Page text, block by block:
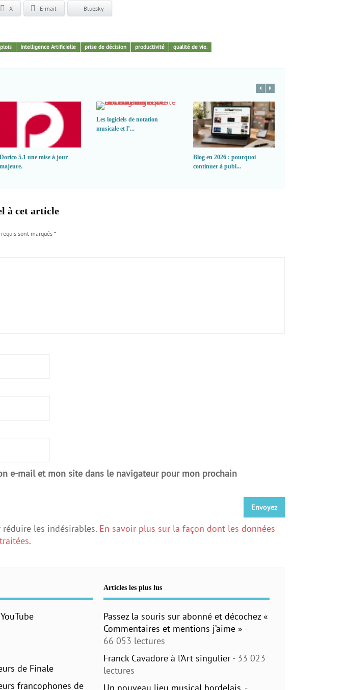
X E-mail Bluesky
Intelligence Artificielle prise de décision productivité qualité de vie.
Dorico 5.1 une mise à jour
majeure.
Les logiciels de notation
musicale et l’...
Blog en 2026 : pourquoi
continuer à publ...
à cet article
sont marqués *
e-mail et mon site dans le navigateur pour mon prochain
les indésirables. En savoir plus sur la façon dont les données
.
de Finale
francophones de
Articles les plus lus
Passez la souris sur abonné et décochez «
Commentaires et mentions j’aime » -
66 053 lectures
Franck Cavadore à l’Art singulier - 33 023
lectures
Un nouveau lieu musical bordelais. -